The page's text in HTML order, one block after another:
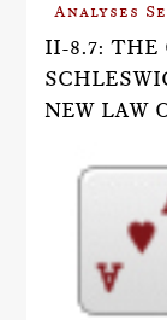
Analyses
II-8.7: THE
NEW LAW